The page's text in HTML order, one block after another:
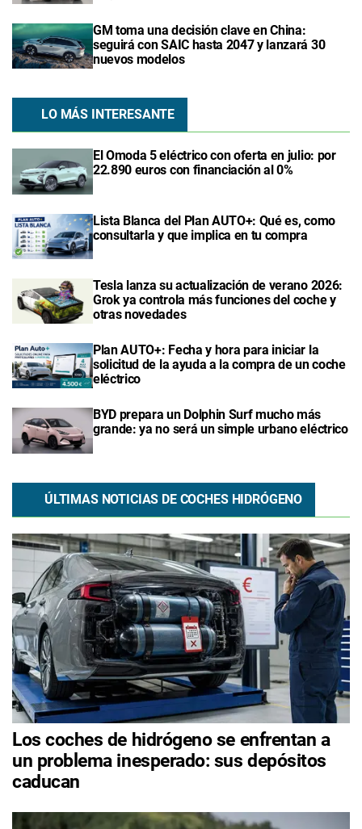
GM toma una decisión clave en China:
seguirá con SAIC hasta 2047 y lanzará 30
nuevos modelos
LO MÁS INTERESANTE
El Omoda 5 eléctrico con oferta en julio: por
22.890 euros con financiación al 0%
Lista Blanca del Plan AUTO+: Qué es, como
consultarla y que implica en tu compra
Tesla lanza su actualización de verano 2026:
Grok ya controla más funciones del coche y
otras novedades
Plan AUTO+: Fecha y hora para iniciar la
solicitud de la ayuda a la compra de un coche
eléctrico
BYD prepara un Dolphin Surf mucho más
grande: ya no será un simple urbano eléctrico
ÚLTIMAS NOTICIAS DE COCHES HIDRÓGENO
Los coches de hidrógeno se enfrentan a
un problema inesperado: sus depósitos
caducan